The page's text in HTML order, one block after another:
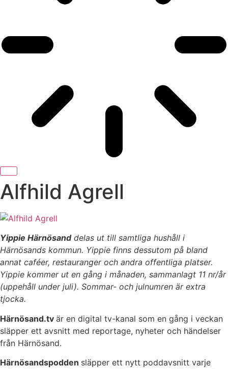
Alfhild Agrell
Yippie Härnösanddelas ut till samtliga hushåll i
Härnösands kommun. Yippie finns dessutom på bland
annat caféer, restauranger och andra offentliga platser.
Yippie kommer ut en gång i månaden, sammanlagt 11 nr/år
(uppehåll under juli). Sommar- och julnumren är extra
tjocka.
Härnösand.tv är en digital tv-kanal som en gång i veckan
släpper ett avsnitt med reportage, nyheter och händelser
från Härnösand.
Härnösandspodden släpper ett nytt poddavsnitt varje